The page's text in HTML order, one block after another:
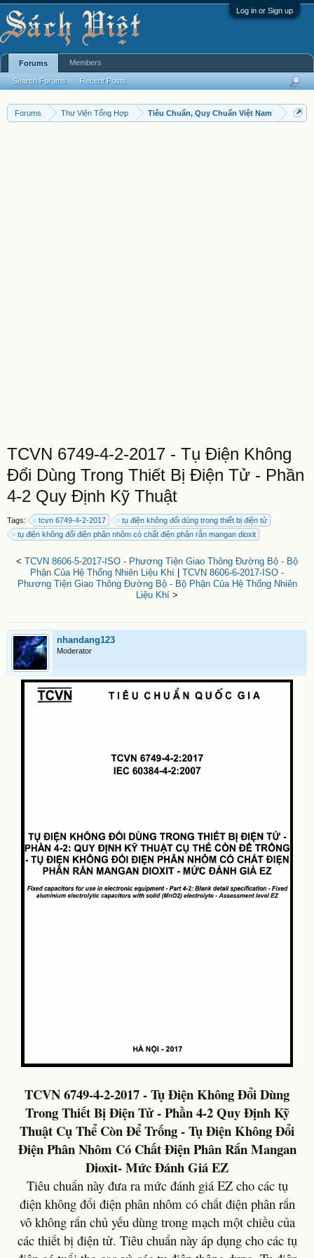
Log in or Sign up
Forums Thư Viện Tổng Hợp Tiêu Chuẩn, Quy Chuẩn Việt Nam
TCVN 6749-4-2-2017 - Tụ Điện Không
Đổi Dùng Trong Thiết Bị Điện Tử - Phần
4-2 Quy Định Kỹ Thuật
Tags: tcvn 6749-4-2-2017
tụ điện không đổi dùng trong thiết bị điện tử
tụ điện không đổi điện phân nhôm có chất điện phân rắn mangan dioxit
< TCVN 8606-5-2017-ISO - Phương Tiện Giao Thông Đường Bộ - Bộ
Phận Của Hệ Thống Nhiên Liệu Khí
TCVN 8606-6-2017-ISO -
Phương Tiện Giao Thông Đường Bộ - Bộ Phận Của Hệ Thống Nhiên
Liệu Khí >
nhandang123
Moderator
TCVN 6749-4-2-2017 - Tụ Điện Không Đổi Dùng
Trong Thiết Bị Điện Tử - Phần 4-2 Quy Định Kỹ
Thuật Cụ Thể Còn Để Trống - Tụ Điện Không Đổi
Điện Phân Nhôm Có Chất Điện Phân Rắn Mangan
Dioxit- Mức Đánh Giá EZ
Tiêu chuẩn này đưa ra mức đánh giá EZ cho các tụ
điện không đổi điện phân nhôm có chất điện phân rắn
vô không rắn chủ yếu dùng trong mạch một chiều của
các thiết bị điện tử. Tiêu chuẩn này áp dụng cho các tụ
Forums
Search Forums Recent Posts
Members